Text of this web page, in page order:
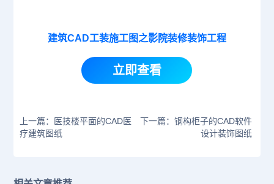
建筑CAD工装施工图之影院装修装饰工程
立即查看
上一篇：医技楼平面的CAD医
疗建筑图纸
下一篇：钢构柜子的CAD软件
设计装饰图纸